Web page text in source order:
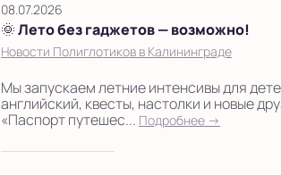
08.07.2026
🌞 Лето без гаджетов — возможно!
Новости Полиглотиков в Калининграде
Мы запускаем летние интенсивы для
английский, квесты, настолки и новые
«Паспорт путешес... Подробнее →